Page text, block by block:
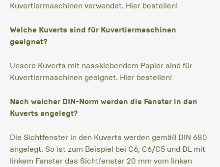
Kuvertiermaschinen verwendet. Hier bestellen!
Welche Kuverts sind für Kuvertiermaschinen
geeignet?
Unsere Kuverts mit nassklebendem Papier sind für
Kuvertiermaschinen geeignet. Hier bestellen!
Nach welcher DIN-Norm werden die Fenster in den
Kuverts angelegt?
Die Sichtfenster in den Kuverts werden gemäß DIN 680
angelegt. So ist zum Beispiel bei C6, C6/C5 und DL mit
linkem Fenster das Sichtfenster 20 mm vom linken